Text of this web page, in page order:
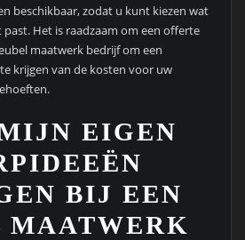
beschikbaar, zodat u kunt kiezen wat
Het is raadzaam om een offerte
maatwerk bedrijf om een
krijgen van de kosten voor uw
EIGEN
BIJ EEN
MAATWERK